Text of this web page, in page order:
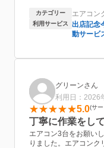
まず挨拶から説明、
きました。
カビが生えないよう
１０年以上たつモデル
また頼みたいと思いま
施行ありがとうござい
カテゴリー エアコン
利用サービス
出店記念
動サービ
グリーンさん
利用日：2026
5.0 サー
丁寧に作業をし
エアコン3台をお願い
りました。エアコンク